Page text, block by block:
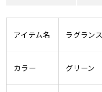
アイテム名 ラグラン
カラー グリーン